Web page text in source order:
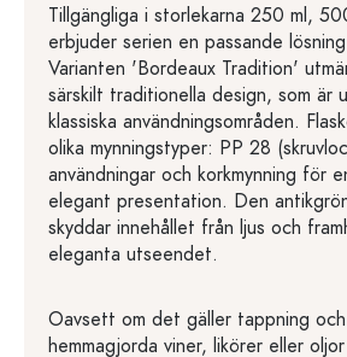
Tillgängliga i storlekarna 250 ml,
erbjuder serien en passande
Varianten 'Bordeaux Tradition'
särskilt traditionella design, som är
klassiska användningsområden.
olika mynningstyper: PP 28
användningar och korkmynning för
elegant presentation. Den
skyddar innehållet från ljus och
eleganta utseendet.
Oavsett om det gäller tappning
hemmagjorda viner, likörer eller